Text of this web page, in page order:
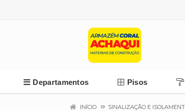
Departamentos Pisos
INÍCIO SINALIZAÇÃO E